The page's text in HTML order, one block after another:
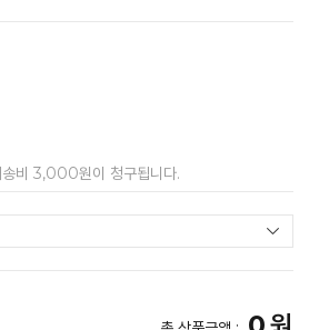
비 3,000원이 청구됩니다.